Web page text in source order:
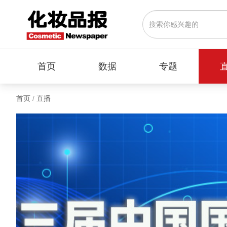
首页 数据 专题
首页 / 直播